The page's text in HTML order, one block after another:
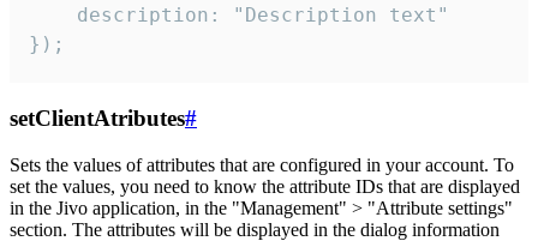
    description: "Description text"
});
setClientAtributes#
Sets the values ​​of attributes that are configured in your account. To
set the values, you need to know the attribute IDs that are displayed
in the Jivo application, in the "Management" > "Attribute settings"
section. The attributes will be displayed in the dialog information